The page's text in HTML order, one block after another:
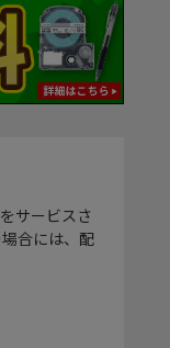
サービスさ
合には、配